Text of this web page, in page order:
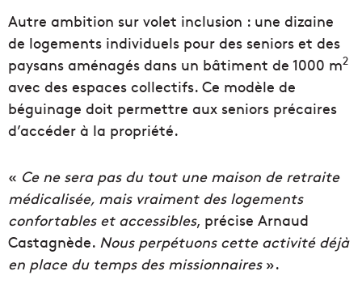
Autre ambition sur volet inclusion : une dizaine
de logements individuels pour des seniors et des
paysans aménagés dans un bâtiment de 1000 m2
avec des espaces collectifs. Ce modèle de
béguinage doit permettre aux seniors précaires
d’accéder à la propriété.
« Ce ne sera pas du tout une maison de retraite
médicalisée, mais vraiment des logements
confortables et accessibles, précise Arnaud
Castagnède. Nous perpétuons cette activité déjà
en place du temps des missionnaires».